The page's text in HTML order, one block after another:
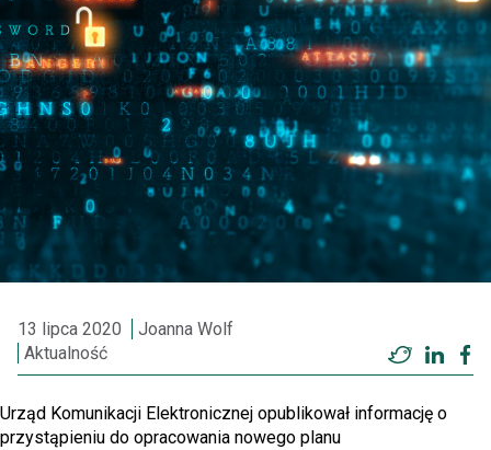
13 lipca 2020
Joanna Wolf
Aktualność
Twitter
Urząd Komunikacji Elektronicznej opublikował informację o
przystąpieniu do opracowania nowego planu